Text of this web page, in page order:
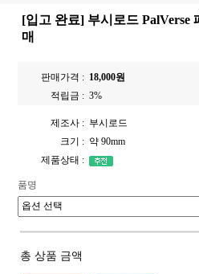
[입고 완료] 부시로드 PalVerse
매
판매가격 : 18,000원
적립금 : 3%
제조사 : 부시로드
크기 : 약 90mm
제품상태 :
품명
총 상품 금액